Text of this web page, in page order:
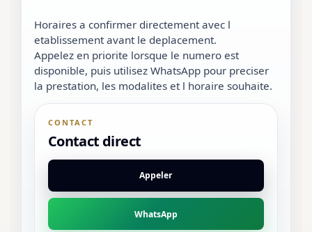
Horaires a confirmer directement avec l
etablissement avant le deplacement.
Appelez en priorite lorsque le numero est
disponible, puis utilisez WhatsApp pour preciser
la prestation, les modalites et l horaire souhaite.
CONTACT
Contact direct
Appeler
WhatsApp